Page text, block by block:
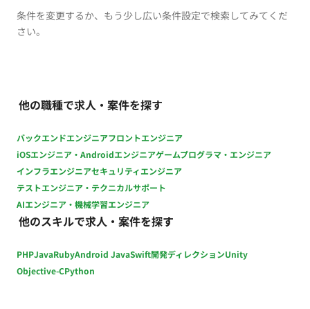
条件を変更するか、もう少し広い条件設定で検索してみてくだ
さい。
他の職種で求人・案件を探す
バックエンドエンジニアフロントエンジニア
iOSエンジニア・Androidエンジニアゲームプログラマ・エンジニア
インフラエンジニアセキュリティエンジニア
テストエンジニア・テクニカルサポート
AIエンジニア・機械学習エンジニア
他のスキルで求人・案件を探す
PHPJavaRubyAndroid JavaSwift開発ディレクションUnity
Objective-CPython